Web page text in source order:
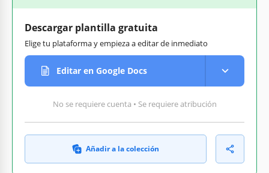
Descargar plantilla gratuita
Elige tu plataforma y empieza a editar de inmediato
Editar en Google Docs
No se requiere cuenta • Se requiere atribución
Añadir a la colección